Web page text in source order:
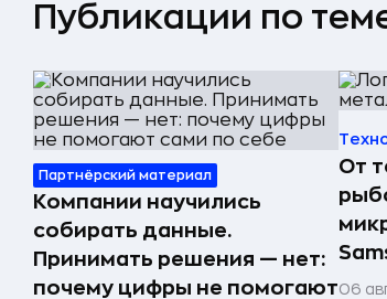
Публикации по
Партнёрский материал
Компании научились
собирать данные.
Принимать решения — нет:
почему цифры не помогают
От
06